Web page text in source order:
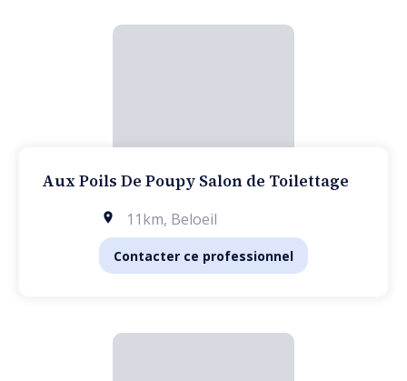
Aux Poils De Poupy Salon de Toilettage
11km, Beloeil
Contacter ce professionnel